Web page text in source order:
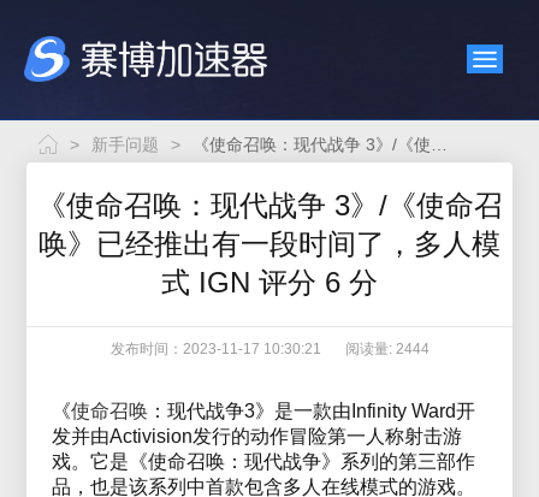
> 新手问题 >
《使命召唤：现代战争 3》/《使命召
唤》已经推出有一段时间了，多人模
式 IGN 评分 6 分
发布时间：2023-11-17 10:30:21 阅读量: 2444
《使命召唤：现代战争3》是一款由Infinity Ward开
发并由Activision发行的动作冒险第一人称射击游
戏。它是《使命召唤：现代战争》系列的第三部作
品，也是该系列中首款包含多人在线模式的游戏。